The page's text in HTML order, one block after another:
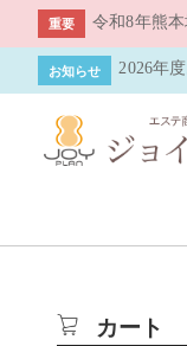
重要 令和8年熊
お知らせ 2026年
カート